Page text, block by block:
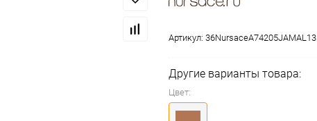
Артикул: 36NursaceA74205JAMAL13
Другие варианты товара:
Цвет: